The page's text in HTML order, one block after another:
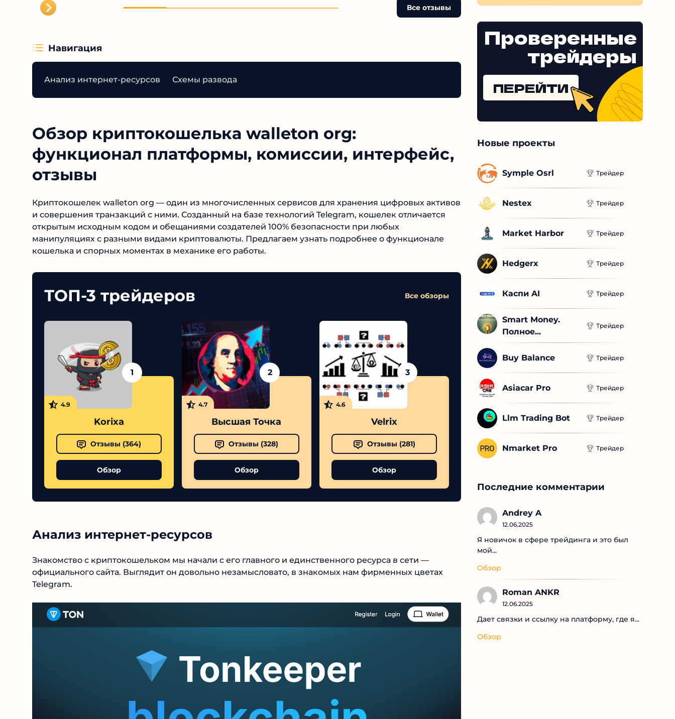
их телеговский развод!
Все отзывы
Навигация
Анализ интернет-ресурсов Схемы развода
Обзор криптокошелька walleton org:
функционал платформы, комиссии, интерфейс,
отзывы
Криптокошелек walleton org — один из многочисленных сервисов для хранения цифровых
активов и совершения транзакций с ними. Созданный на базе технологий Telegram, кошелек
отличается открытым исходным кодом и обещаниями создателей 100% безопасности при любых
манипуляциях с разными видами криптовалюты. Предлагаем узнать подробнее о функционале
кошелька и спорных моментах в механике его работы.
ТОП-3 трейдеров Все обзоры
1
4.9
Korixa
Отзывы ( 364)
Обзор
2
4.7
Высшая Точка
Отзывы ( 328)
Обзор
4.6
Velrix
Отзывы (281)
Обзор
Анализ интернет-ресурсов
Знакомство с криптокошельком мы начали с его главного и единственного ресурса в сети —
официального сайта. Выглядит он довольно незамысловато, в знакомых нам фирменных цветах
Telegram.
Проверенные
трейдеры
ПЕРЕЙТИ
Новые проекты
Symple Osrl Трейдер
Nestex Трейдер
Market Harbor Трейдер
Hedgerx Трейдер
Каспи AI Трейдер
Smart Money.
Полное...
Трейдер
Buy Balance Трейдер
Asiacar Pro Трейдер
Llm Trading Bot Трейдер
Nmarket Pro Трейдер
Последние комментарии
Andrey A
12.06.2025
Я новичок в сфере трейдинга и это был
мой...
Обзор
Roman ANKR
12.06.2025
Дает связки и ссылку на платформу, где я...
Обзор
№1 В РЕЙТИНГЕ Korixa
экспертами
: высокий ROI, честная
Читать обзор